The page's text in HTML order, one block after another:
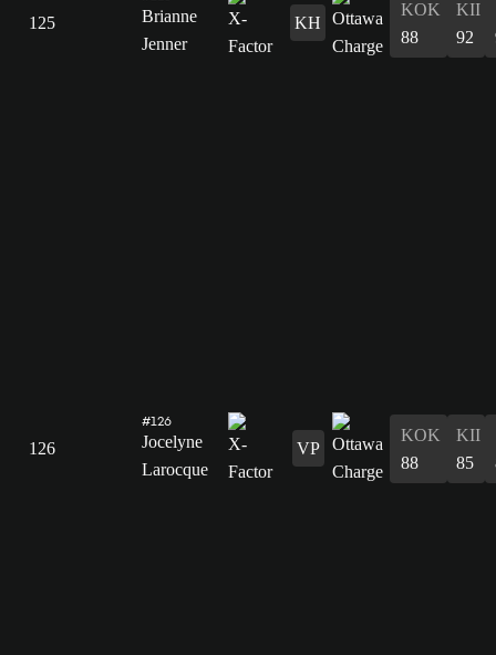
125
Brianne
Jenner
KH
KOK
88
KII
92
126
#126
Jocelyne
Larocque
VP
KOK
88
KII
85